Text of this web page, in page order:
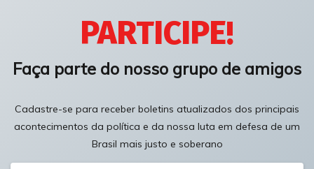
PARTICIPE!
Faça parte do nosso grupo de amigos
Cadastre-se para receber boletins atualizados dos principais
acontecimentos da política e da nossa luta em defesa de um
Brasil mais justo e soberano